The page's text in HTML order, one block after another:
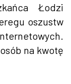
Łodzi
oszustw
na kwotę